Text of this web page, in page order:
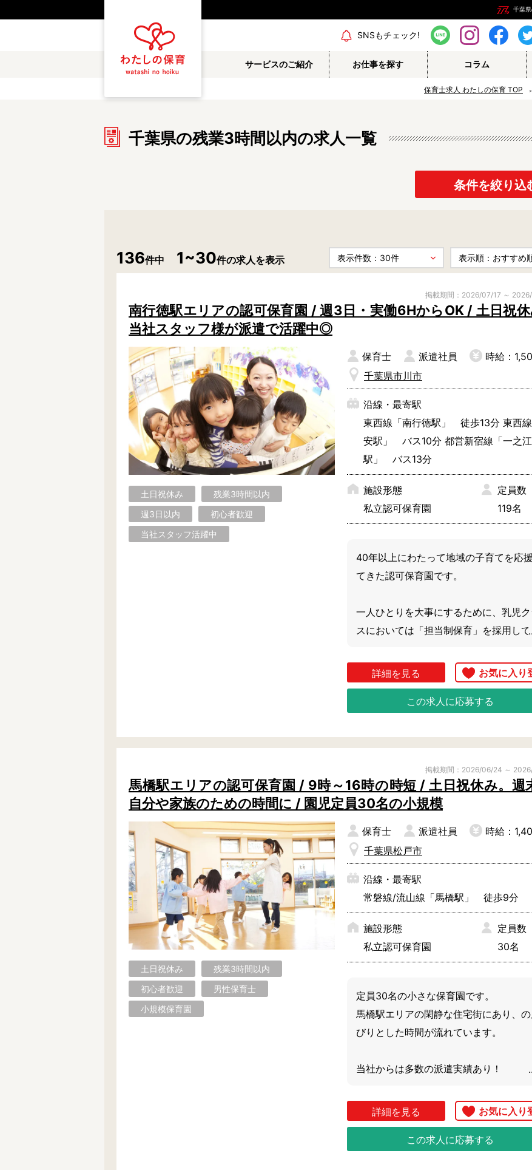
千葉
SNSもチェック!
サービスのご紹介 お仕事を探す コラム
保育士求人 わたしの保育 TOP
千葉県の残業3時間以内の求人一覧
条件を絞り込
136件中 1~30件の求人を表示
掲載期間：2026/07/17 ～
南行徳駅エリアの認可保育園 / 週3日・実働6HからOK / 土日祝
当社スタッフ様が派遣で活躍中◎
土日祝休み
残業3時間以内
週3日以内
初心者歓迎
当社スタッフ活躍中
保育士 派遣社員
時給：
千葉県市川市
沿線・最寄駅
東西線「南行徳駅」 徒歩13分 東西
安駅」 バス10分 都営新宿線「一之江
駅」 バス13分
施設形態
私立認可保育園
定員数
119名
40年以上にわたって地域の子育てを応
てきた認可保育園です。
一人ひとりを大事にするために、乳児ク
スにおいては「担当制保育」を採用して
家庭的な安心感の中で、個別の発達に
せた保育をおこないます。
また、幼児クラスになると独自の知育遊
す。
就学までにたくさん遊んでたくさん学べ
る、充実した環境の保育園です。
一人ひとりのお子さんが輝くことを願っ
保育を実践いただける保育士さん、ぜ
問い合わせください。
【ここがポイント】
◎一人ひとりに寄り添った保育
ご家庭でのお母さん・お父さんがそうで
るように、いつも世話をしてくれる大人
定まっているということは、子どもの情
一人ひとりとじっくりと関わりたい方に
◎こだわりの、明るく楽しい園舎
3階建ての園舎となっています。1階に3
詳細を見る
この求人に応募する
掲載期間：2026/06/24 ～
馬橋駅エリアの認可保育園 / 9時～16時の時短 / 土日祝休み。週
自分や家族のための時間に / 園児定員30名の小規模
土日祝休み
残業3時間以内
初心者歓迎
男性保育士
小規模保育園
保育士 派遣社員
時給：
千葉県松戸市
沿線・最寄駅
常磐線/流山線「馬橋駅」 徒歩9分
施設形態
私立認可保育園
定員数
30名
定員30名の小さな保育園です。
馬橋駅エリアの閑静な住宅街にあり、
びりとした時間が流れています。
当社からは多数の派遣実績あり！
ても良く、自信を持っておススメでき
育園です。
詳細を見る
この求人に応募する
エリア情報
保育教諭 保育補助
幼稚園教
その他
認可外保育園 病院内保育所
事業所内
土日祝休み 残業3時間以内
駅徒歩5分
15時までのお仕事 13時以降スタート
週3日以内 土日祝のお仕事
書類対応なし 社会保険完備
住宅手当
初心者歓迎 男性保育士
当社スタ
マイカー通勤OK 小規模保育園
単発保育士として働く！
〜